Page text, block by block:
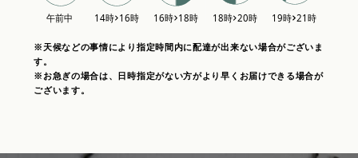
※天候などの事情により指定時間内に配達が出来ない場合がございま
す。
※お急ぎの場合は、日時指定がない方がより早くお届けできる場合が
ございます。